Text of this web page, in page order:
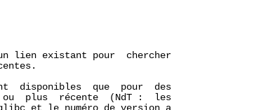
lien existant pour  chercher
disponibles  que  pour  des
plus  récente  (NdT :  les